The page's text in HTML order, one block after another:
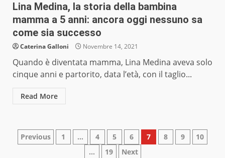
Lina Medina, la storia della bambina
mamma a 5 anni: ancora oggi nessuno sa
come sia successo
Caterina Galloni Novembre 14, 2021
Quando è diventata mamma, Lina Medina aveva solo
cinque anni e partorito, data l’età, con il taglio...
Read More
Paginazione
Previous 1 … 4 5 6 7 8 9
10
…
19 Next